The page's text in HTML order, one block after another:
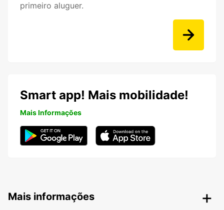
primeiro aluguer.
Smart app! Mais mobilidade!
Mais Informações
Mais informações